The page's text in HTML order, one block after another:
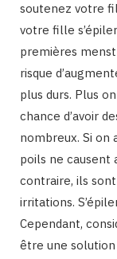
soutenez votre
votre fille
premières
risque
plus durs. Plus
chance d’avoir
nombreux. Si on
poils ne causent
contraire, ils
irritations.
Cependant,
être une